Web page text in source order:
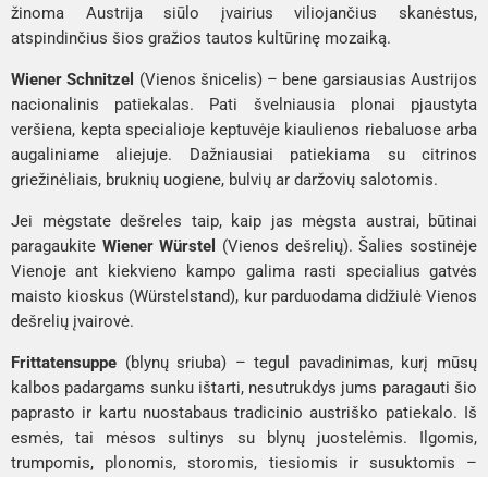
žinoma Austrija siūlo įvairius viliojančius skanėstus,
atspindinčius šios gražios tautos kultūrinę mozaiką.
Wiener Schnitzel (Vienos šnicelis)– bene garsiausias Austrijos
nacionalinis patiekalas. Pati švelniausia plonai pjaustyta
veršiena, kepta specialioje keptuvėje kiaulienos riebaluose arba
augaliniame aliejuje. Dažniausiai patiekiama su citrinos
griežinėliais, bruknių uogiene, bulvių ar daržovių salotomis.
Jei mėgstate dešreles taip, kaip jas mėgsta austrai, būtinai
paragaukite Wiener Würstel (Vienos dešrelių). Šalies sostinėje
Vienoje ant kiekvieno kampo galima rasti specialius gatvės
maisto kioskus (Würstelstand), kur parduodama didžiulė Vienos
dešrelių įvairovė.
Frittatensuppe (blynų sriuba) – tegul pavadinimas, kurį mūsų
kalbos padargams sunku ištarti, nesutrukdys jums paragauti šio
paprasto ir kartu nuostabaus tradicinio austriško patiekalo. Iš
esmės, tai mėsos sultinys su blynų juostelėmis. Ilgomis,
trumpomis, plonomis, storomis, tiesiomis ir susuktomis –